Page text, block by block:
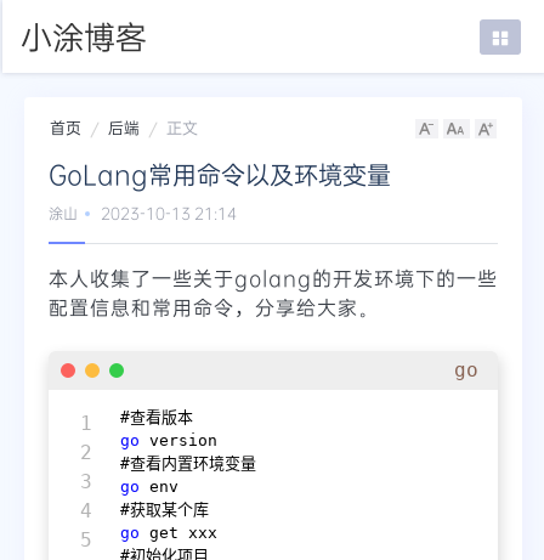
小涂博客
mTab书签
登录
首页 后端 正文
GoLang常用命令以及环境变量
涂山 2023-10-13 21:14
本人收集了一些关于golang的开发环境下的一些
配置信息和常用命令，分享给大家。
go
1
2
3
4
5
go version
go env
go get xxx